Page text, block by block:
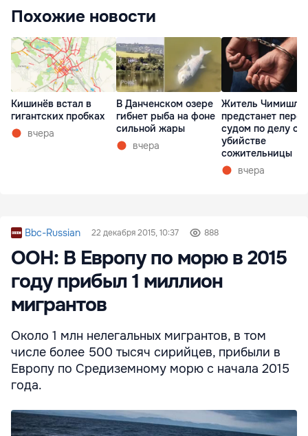
Похожие новости
Кишинёв встал в
гигантских пробках
вчера
В Данченском озере
гибнет рыба на фоне
сильной жары
вчера
Житель
предстанет перед
судом по делу об
убийстве
сожительницы
вчера
Bbc-Russian 22 декабря 2015, 10:37 888
ООН: В Европу по морю в 2015
году прибыл 1 миллион
мигрантов
Около 1 млн нелегальных мигрантов, в том
числе более 500 тысяч сирийцев, прибыли в
Европу по Средиземному морю с начала 2015
года.